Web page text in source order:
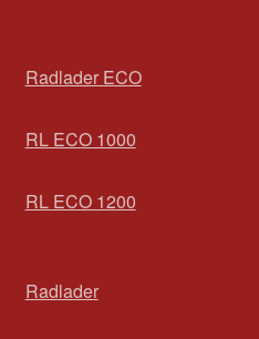
Radlader ECO
RL ECO 1000
RL ECO 1200
Radlader